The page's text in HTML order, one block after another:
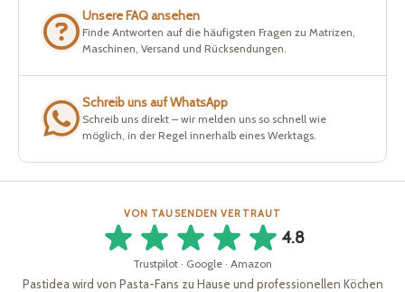
Unsere FAQ ansehen
Finde Antworten auf die häufigsten Fragen zu Matrizen,
Maschinen, Versand und Rücksendungen.
Schreib uns auf WhatsApp
Schreib uns direkt – wir melden uns so schnell wie
möglich, in der Regel innerhalb eines Werktags.
VON TAUSENDEN VERTRAUT
4.8
Trustpilot · Google · Amazon
Pastidea wird von Pasta-Fans zu Hause und professionellen Köchen